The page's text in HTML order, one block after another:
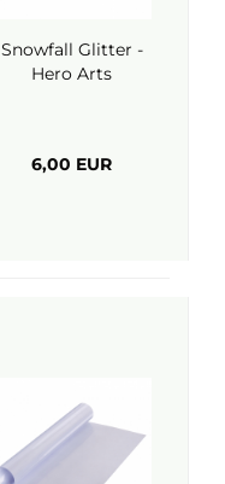
Snowfall Glitter -
Hero Arts
6,00 EUR